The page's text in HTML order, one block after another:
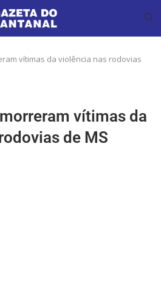
vítimas da violência nas rodovias
vítimas da
de MS